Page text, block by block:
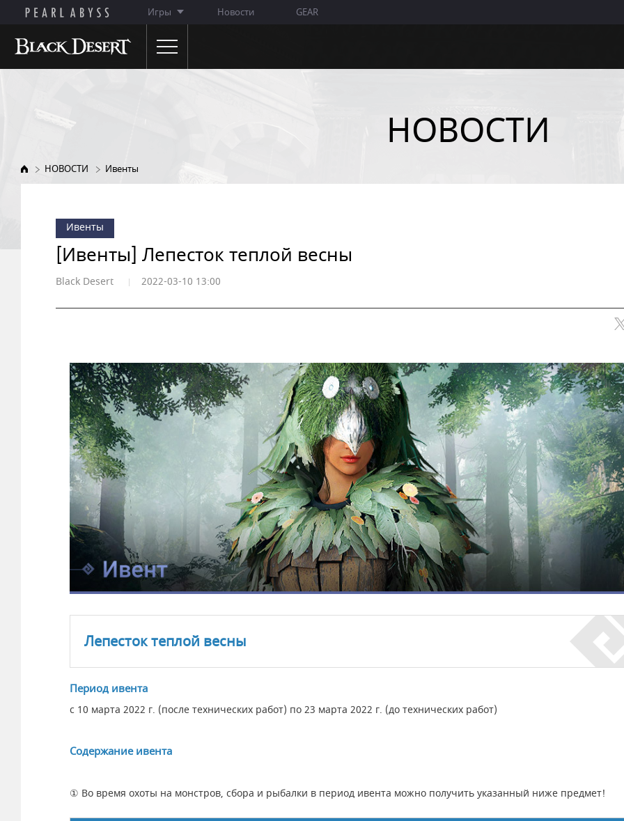
Игры Новости GEAR
Ивенты
Премиум-магазин
WIKI
Поиск друзей
Центральный
Пополнить ACOIN
НОВОСТИ
НОВОСТИ Ивенты
Ивенты
[Ивенты] Лепесток теплой весны
Black Desert 2022-03-10 13:00
Лепесток теплой весны
Период ивента
с 10 марта 2022 г. (после технических работ) по 23 марта 2022 г. (до технических работ)
Содержание ивента
① Во время охоты на монстров, сбора и рыбалки в период ивента можно получить указанный ниже предмет!